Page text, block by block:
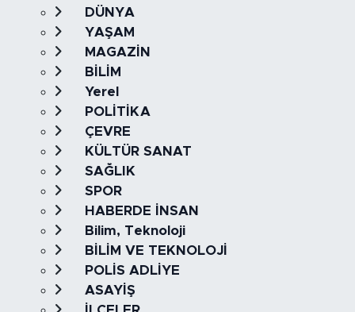
DÜNYA
YAŞAM
MAGAZİN
BİLİM
Yerel
POLİTİKA
ÇEVRE
KÜLTÜR SANAT
SAĞLIK
SPOR
HABERDE İNSAN
Bilim, Teknoloji
BİLİM VE TEKNOLOJİ
POLİS ADLİYE
ASAYİŞ